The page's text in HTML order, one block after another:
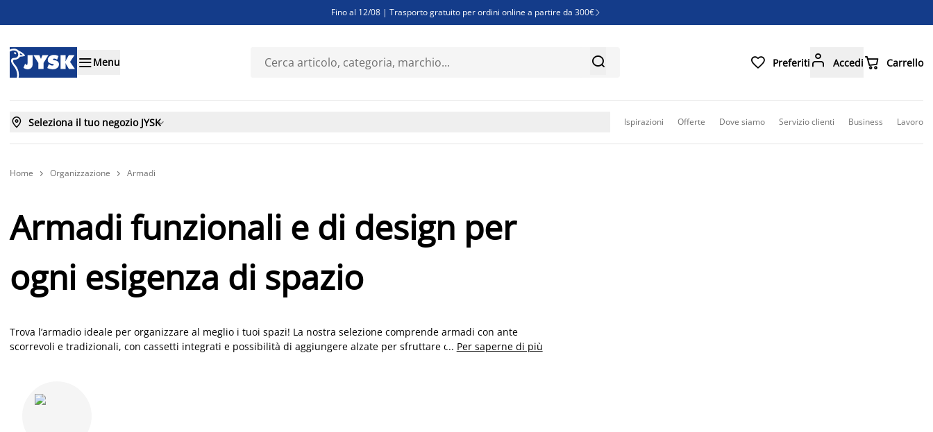
Fino al 12/08 | Trasporto gratuito per ordini online a partire da 300€ 
Finanziamenti - Scegli il piano di rimborso più adatto a te
Menu   Preferiti  Accedi Carrello
 Seleziona il tuo negozio JYSK Ispirazioni Offerte Dove siamo Servizio clienti Business Lavoro
Home  Organizzazione  Armadi
Armadi funzionali e di design per
ogni esigenza di spazio
Trova l’armadio ideale per organizzare al meglio i tuoi spazi! La nostra selezione comprende armadi con ante
scorrevoli e tradizionali, con cassetti integrati e possibilità di aggiungere alzate per sfruttare ogni centimetro di
... Per saperne di più